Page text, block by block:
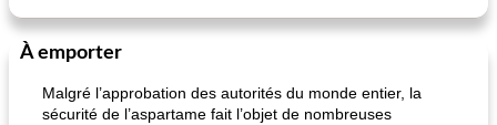
À emporter
Malgré l’approbation des autorités du monde entier, la
sécurité de l’aspartame fait l’objet de nombreuses